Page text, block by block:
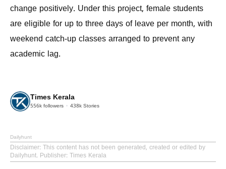
change positively. Under this project, female students
are eligible for up to three days of leave per month, with
weekend catch-up classes arranged to prevent any
academic lag.
Times Kerala
556k followers 438k Stories
Dailyhunt
Disclaimer: This content has not been generated, created or edited by
Dailyhunt. Publisher: Times Kerala